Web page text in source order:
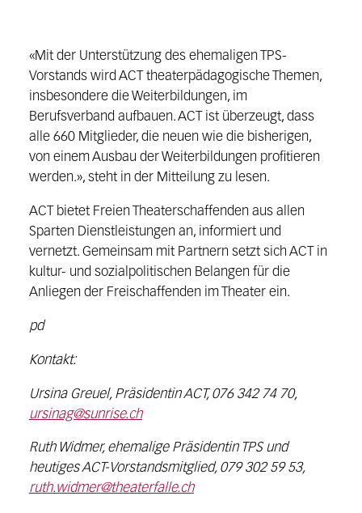
«Mit der Unterstützung des ehemaligen TPS-
Vorstands wird ACT theaterpädagogische Themen,
insbesondere die Weiterbildungen, im
Berufsverband aufbauen. ACT ist überzeugt, dass
alle 660 Mitglieder, die neuen wie die bisherigen,
von einem Ausbau der Weiterbildungen profitieren
werden.», steht in der Mitteilung zu lesen.
ACT bietet Freien Theaterschaffenden aus allen
Sparten Dienstleistungen an, informiert und
vernetzt. Gemeinsam mit Partnern setzt sich ACT in
kultur- und sozialpolitischen Belangen für die
Anliegen der Freischaffenden im Theater ein.
pd
Kontakt:
Ursina Greuel, Präsidentin ACT, 076 342 74 70,
ursinag@sunrise.ch
Ruth Widmer, ehemalige Präsidentin TPS und
heutiges ACT-Vorstandsmitglied, 079 302 59 53,
ruth.widmer@theaterfalle.ch